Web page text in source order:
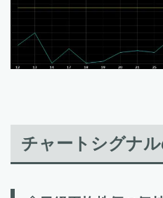
チャートシグナ